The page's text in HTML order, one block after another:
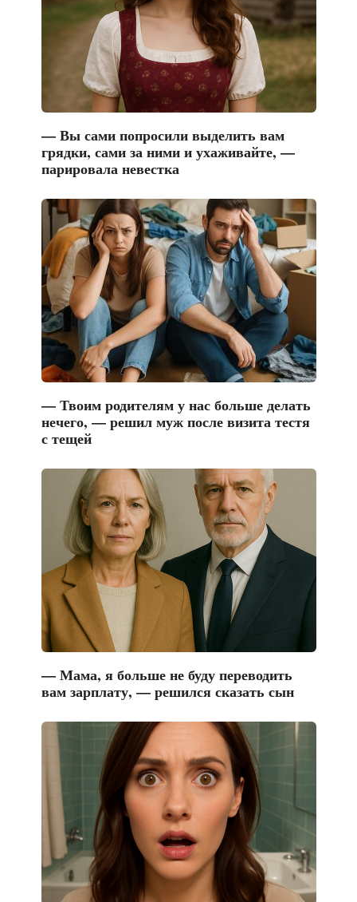
— Вы сами попросили выделить вам
грядки, сами за ними и ухаживайте, —
парировала невестка
— Твоим родителям у нас больше делать
нечего, — решил муж после визита тестя
с тещей
— Мама, я больше не буду переводить
вам зарплату, — решился сказать сын